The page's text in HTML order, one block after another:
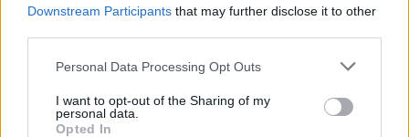
Downstream Participants that may further disclose it to other
Personal Data Processing Opt Outs
I want to opt-out of the Sharing of my
personal data.
Opted In
Húsdarálógépbe szorult egy
kétéves gyerek keze, a
tűzoltókra is szükség volt a